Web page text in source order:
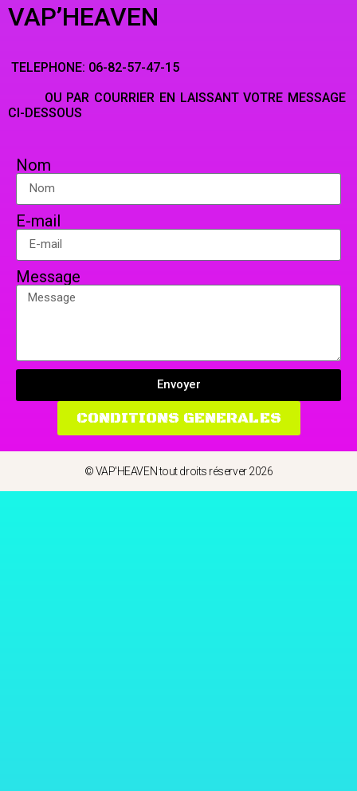
VAP’HEAVEN
TELEPHONE: 06-82-57-47-15
OU PAR COURRIER EN LAISSANT VOTRE MESSAGE
CI-DESSOUS
Nom
E-mail
Message
Envoyer
CONDITIONS GENERALES
© VAP'HEAVEN tout droits réserver 2026